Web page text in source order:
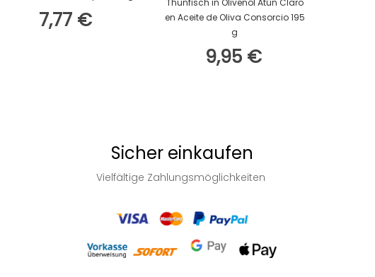
7,77 €
Thunfisch in Olivenöl Atún Claro
en Aceite de Oliva Consorcio 195
g
9,95 €
Sicher einkaufen
Vielfältige Zahlungsmöglichkeiten